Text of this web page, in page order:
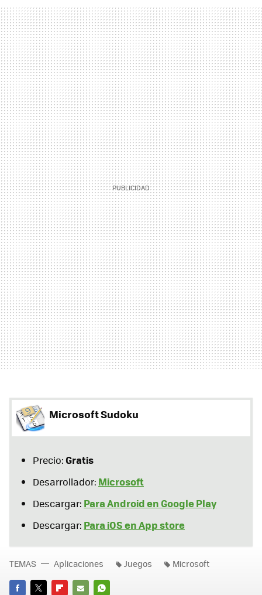
Microsoft Sudoku
Precio:Gratis
Desarrollador: Microsoft
Descargar: Para Android en Google Play
Descargar: Para iOS en App store
TEMAS Aplicaciones Juegos Microsoft